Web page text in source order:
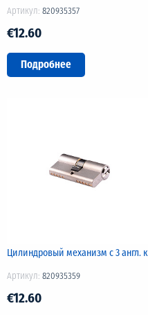
Артикул: 820935357
€12.60
Подробнее
Цилиндровый механизм с 3 англ.
Артикул: 820935359
€12.60